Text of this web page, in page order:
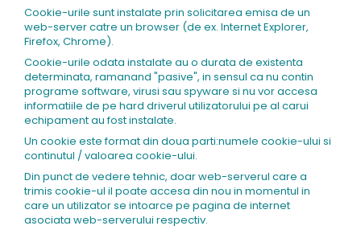
Cookie-urile sunt instalate prin solicitarea emisa de un
web-server catre un browser (de ex. Internet Explorer,
Firefox, Chrome).
Cookie-urile odata instalate au o durata de existenta
determinata, ramanand "pasive", in sensul ca nu contin
programe software, virusi sau spyware si nu vor accesa
informatiile de pe hard driverul utilizatorului pe al carui
echipament au fost instalate.
Un cookie este format din doua parti:numele cookie-ului si
continutul / valoarea cookie-ului.
Din punct de vedere tehnic, doar web-serverul care a
trimis cookie-ul il poate accesa din nou in momentul in
care un utilizator se intoarce pe pagina de internet
asociata web-serverului respectiv.